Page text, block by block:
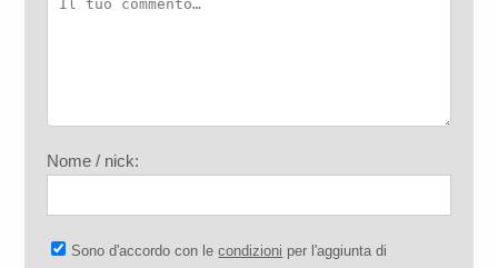
Nome / nick:
Sono d'accordo con lecondizioni per l'aggiunta di